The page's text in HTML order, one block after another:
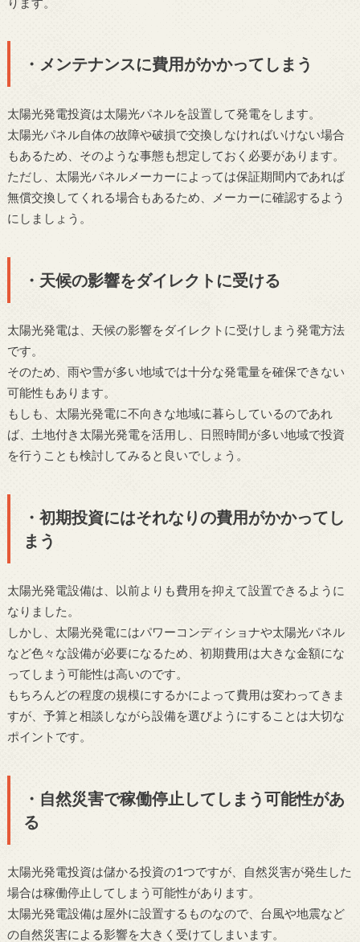
・メンテナンスに費用がかかってしまう
太陽光発電投資は太陽光パネルを設置して発電をします。
太陽光パネル自体の故障や破損で交換しなければいけない場合
もあるため、そのような事態も想定しておく必要があります。
ただし、太陽光パネルメーカーによっては保証期間内であれば
無償交換してくれる場合もあるため、メーカーに確認するよう
にしましょう。
・天候の影響をダイレクトに受ける
太陽光発電は、天候の影響をダイレクトに受けしまう発電方法
です。
そのため、雨や雪が多い地域では十分な発電量を確保できない
可能性もあります。
もしも、太陽光発電に不向きな地域に暮らしているのであれ
ば、土地付き太陽光発電を活用し、日照時間が多い地域で投資
を行うことも検討してみると良いでしょう。
・初期投資にはそれなりの費用がかかってし
まう
太陽光発電設備は、以前よりも費用を抑えて設置できるように
なりました。
しかし、太陽光発電にはパワーコンディショナや太陽光パネル
など色々な設備が必要になるため、初期費用は大きな金額にな
ってしまう可能性は高いのです。
もちろんどの程度の規模にするかによって費用は変わってきま
すが、予算と相談しながら設備を選びようにすることは大切な
ポイントです。
・自然災害で稼働停止してしまう可能性があ
る
太陽光発電投資は儲かる投資の1つですが、自然災害が発生した
場合は稼働停止してしまう可能性があります。
太陽光発電設備は屋外に設置するものなので、台風や地震など
の自然災害による影響を大きく受けてしまいます。